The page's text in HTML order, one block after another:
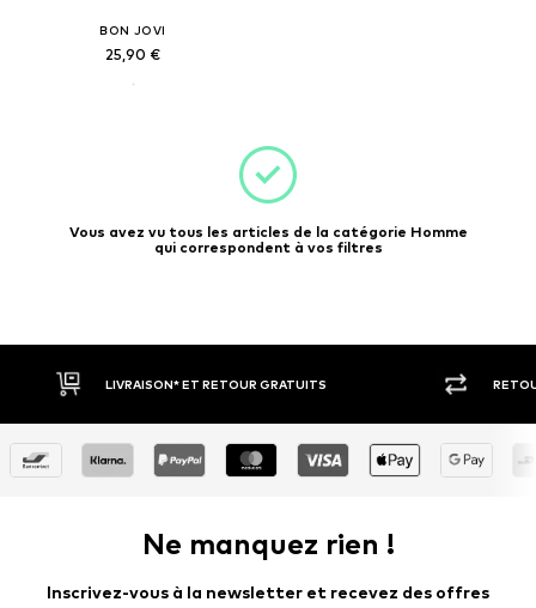
BON JOVI
25,90 €
Vous avez vu tous les articles de la catégorie Homme
qui correspondent à vos filtres
LIVRAISON* ET RETOUR GRATUITS
Ne manquez rien !
Inscrivez-vous à la newsletter et recevez des offres